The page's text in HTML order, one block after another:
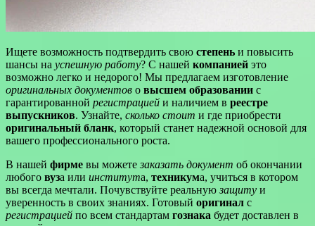
Ищете возможность подтвердить свою степень и повысить
шансы на успешную работу? С нашей компанией это
возможно легко и недорого! Мы предлагаем изготовление
оригинальных документов о высшем образовании с
гарантированной регистрацией и наличием в реестре
выпускников. Узнайте, сколько стоит и где приобрести
оригинальный бланк, который станет надежной основой для
вашего профессионального роста.
В нашей фирме вы можете заказать документ об окончании
любого вуза или института, техникума, учиться в котором
вы всегда мечтали. Почувствуйте реальную защиту и
уверенность в своих знаниях. Готовый оригинал с
регистрацией по всем стандартам гознака будет доставлен в